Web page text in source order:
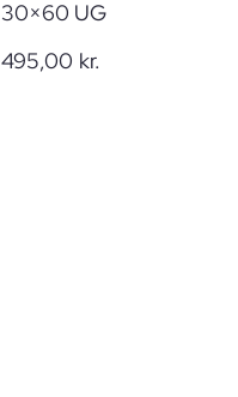
30×60 UG
495,00 kr.